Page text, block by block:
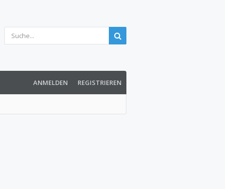
ANMELDEN REGISTRIEREN